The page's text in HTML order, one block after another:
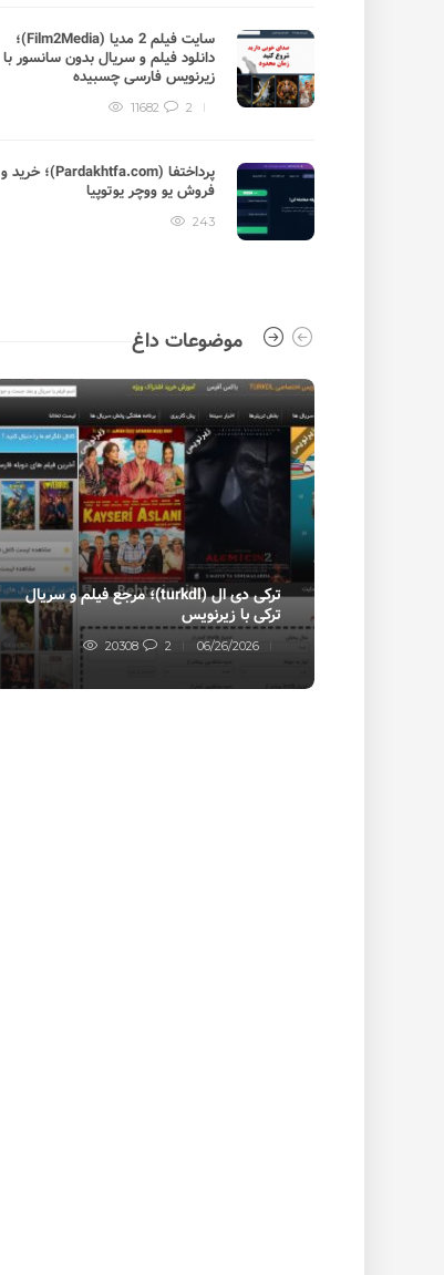
سایت فیلم 2 مدیا (Film2Media)؛
دانلود فیلم و سریال بدون سانسور با
زیرنویس فارسی چسبیده
2
11682
پرداختفا (Pardakhtfa.com)؛ خرید و
فروش یو ووچر یوتوپیا
243
موضوعات داغ
ترکی دی ال (turkdl)؛ مرجع فیلم و سریال
ترکی با زیرنویس
06/26/2026
2
20308